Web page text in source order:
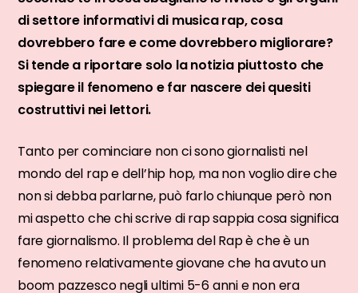
di settore informativi di musica rap, cosa
dovrebbero fare e come dovrebbero migliorare?
Si tende a riportare solo la notizia piuttosto che
spiegare il fenomeno e far nascere dei quesiti
costruttivi nei lettori.
Tanto per cominciare non ci sono giornalisti nel
mondo del rap e dell’hip hop, ma non voglio dire che
non si debba parlarne, può farlo chiunque però non
mi aspetto che chi scrive di rap sappia cosa significa
fare giornalismo. Il problema del Rap è che è un
fenomeno relativamente giovane che ha avuto un
boom pazzesco negli ultimi 5-6 anni e non era